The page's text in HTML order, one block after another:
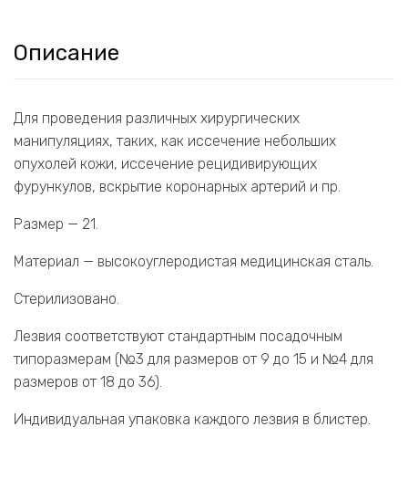
Описание
Для проведения различных хирургических
манипуляциях, таких, как иссечение небольших
опухолей кожи, иссечение рецидивирующих
фурункулов, вскрытие коронарных артерий и пр.
Размер — 21.
Материал — высокоуглеродистая медицинская сталь.
Стерилизовано.
Лезвия соответствуют стандартным посадочным
типоразмерам (№3 для размеров от 9 до 15 и №4 для
размеров от 18 до 36).
Индивидуальная упаковка каждого лезвия в блистер.